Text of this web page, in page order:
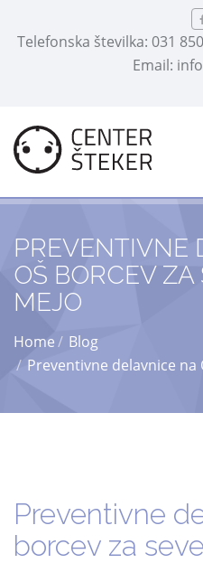
Telefonska številka: 031
Email:
PREVENTIVNE
OŠ BORCEV ZA
MEJO
Home
Blog
Preventivne delavnice na
Preventivne
borcev za